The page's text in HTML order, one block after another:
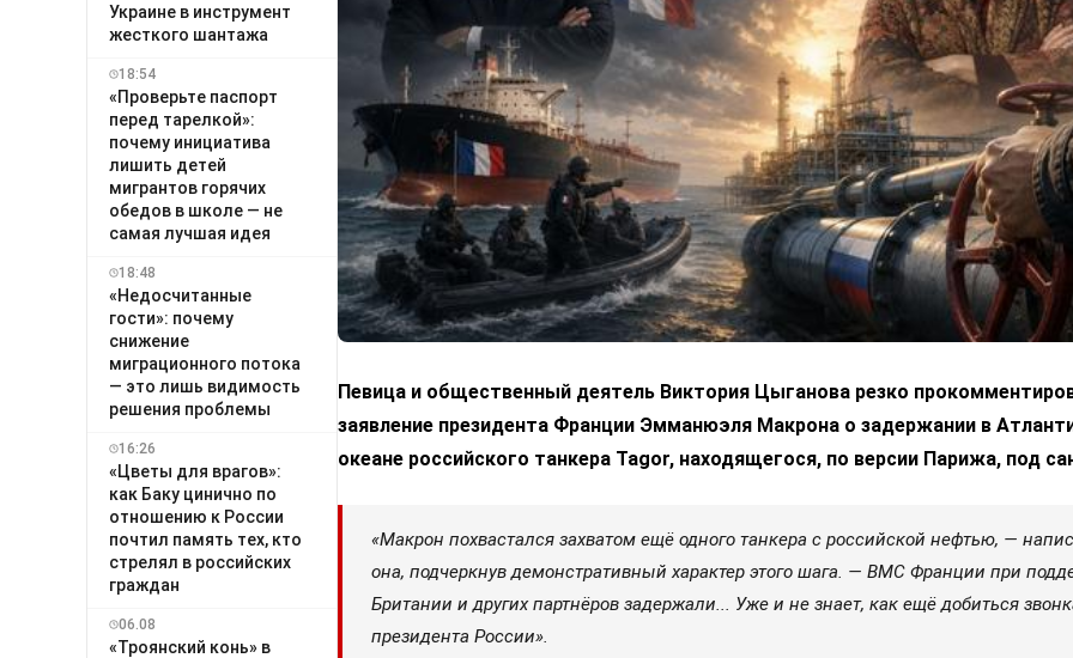
Украине в инструмент
жесткого шантажа
18:54
«Проверьте паспорт
перед тарелкой»:
почему инициатива
лишить детей
мигрантов горячих
обедов в школе — не
самая лучшая идея
18:48
«Недосчитанные
гости»: почему
снижение
миграционного потока
— это лишь видимость
решения проблемы
16:26
«Цветы для врагов»:
как Баку цинично по
отношению к России
почтил память тех, кто
стрелял в российских
граждан
06.08
«Троянский конь» в
Певица и общественный деятель Виктория Цыганова резко
заявление президента Франции Эмманюэля Макрона о задержании в
океане российского танкера Tagor, находящегося, по версии Парижа, под
«Макрон похвастался захватом ещё одного танкера с российской нефтью, —
она, подчеркнув демонстративный характер этого шага. — ВМС Франции при
Британии и других партнёров задержали... Уже и не знает, как ещё добиться
президента России».